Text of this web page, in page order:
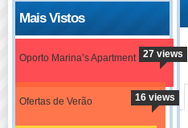
Mais Vistos
Oporto Marina’s Apartment 27 views
Ofertas de Verão 16 views